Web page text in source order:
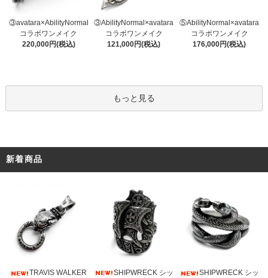
③avatara×AbilityNormal
コラボワンメイク
220,000円(税込)
③AbilityNormal×avatara
コラボワンメイク
121,000円(税込)
⑤AbilityNormal×avatara
コラボワンメイク
176,000円(税込)
もっと見る
新着商品
TRAVIS WALKER
SHIPWRECK シッ
SHIPWRECK シッ